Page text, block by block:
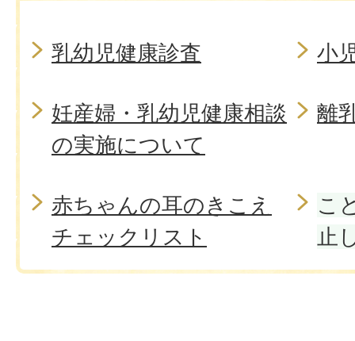
乳幼児健康診査 小
妊産婦・乳幼児健康相談
の実施について
離
赤ちゃんの耳のきこえ
チェックリスト
こ
止